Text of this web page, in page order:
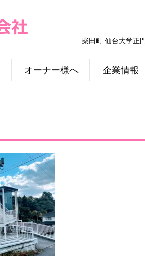
柴田町 仙台大学正
オーナー様へ 企業情報